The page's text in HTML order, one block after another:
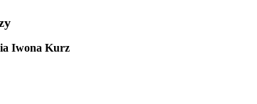
Iwona Kurz